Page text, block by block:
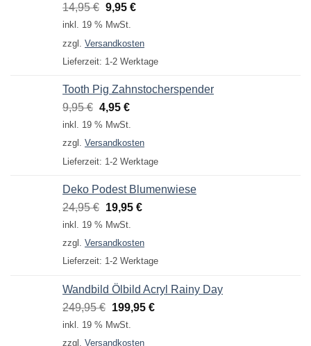
14,95€ Ursprünglicher
Preis
14,95 €
9,95 €Aktueller
9,95 €.
inkl. 19 % MwSt.
zzgl. Versandkosten
Lieferzeit: 1-2 Werktage
Tooth Pig Zahnstocherspender
9,95€ Ursprünglicher
Preis
9,95 €
4,95 €Aktueller
4,95 €.
inkl. 19 % MwSt.
zzgl. Versandkosten
Lieferzeit: 1-2 Werktage
Deko Podest Blumenwiese
24,95€ Ursprünglicher
Preis
24,95 €
19,95 €Aktueller
19,95 €.
inkl. 19 % MwSt.
zzgl. Versandkosten
Lieferzeit: 1-2 Werktage
Wandbild Ölbild Acryl Rainy Day
249,95€ Ursprünglicher
Preis
199,95 €Aktueller
inkl. 19 % MwSt.
zzgl. Versandkosten